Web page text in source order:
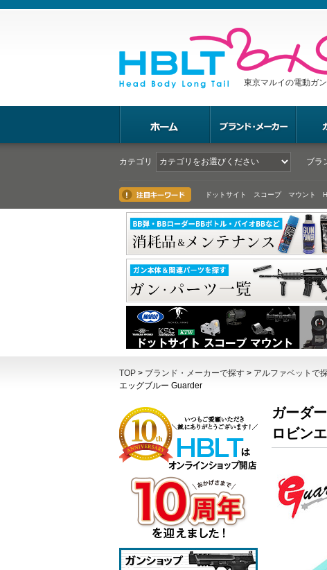
東京マルイの電動ガ
カテゴリ ブラ
ドットサイト スコープ マウント
TOP > ブランド・メーカーで探す > アルファベットで
エッグブルー Guarder
ガーダ
ロビン